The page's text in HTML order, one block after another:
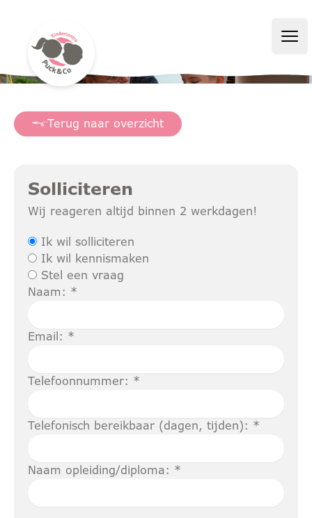
Terug naar overzicht
Solliciteren
Wij reageren altijd binnen 2 werkdagen!
Ik wil solliciteren
Ik wil kennismaken
Stel een vraag
Naam: *
Email: *
Telefoonnummer: *
Telefonisch bereikbaar (dagen, tijden): *
Naam opleiding/diploma: *